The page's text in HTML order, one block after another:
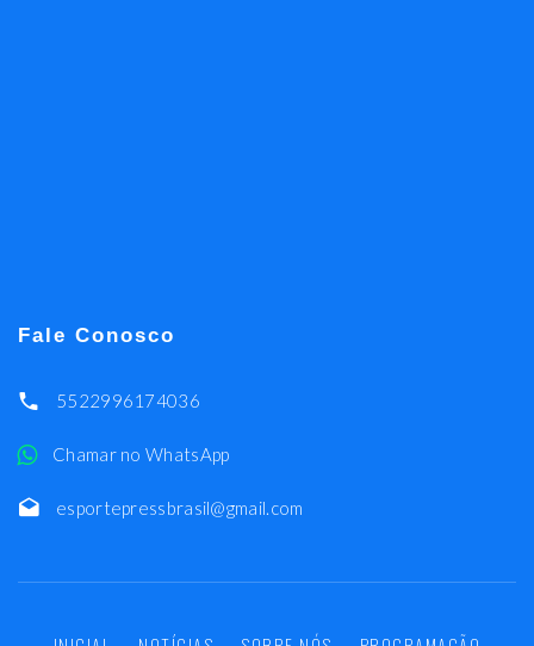
Fale Conosco
5522996174036
Chamar no WhatsApp
esportepressbrasil@gmail.com